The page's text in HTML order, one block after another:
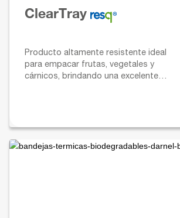
ClearTray
Producto altamente resistente ideal
para empacar frutas, vegetales y
cárnicos, brindando una excelente